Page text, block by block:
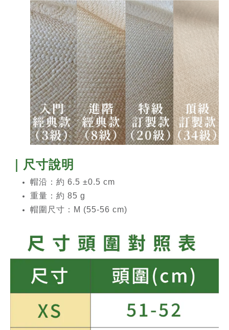
｜尺寸說明
帽沿：約 6.5 ±0.5 cm
重量：約 85 g
帽圍尺寸：M (55-56 cm)